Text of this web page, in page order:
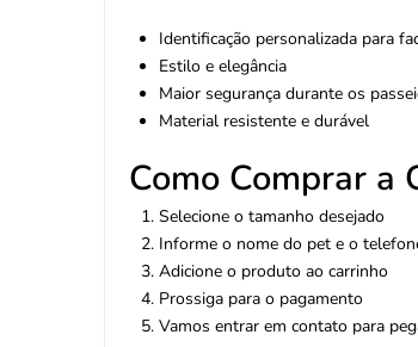
Identificação personalizada para
Estilo e elegância
Maior segurança durante os
Material resistente e durável
Como Comprar a
Selecione o tamanho desejado
Informe o nome do pet e o
Adicione o produto ao carrinho
Prossiga para o pagamento
Vamos entrar em contato para